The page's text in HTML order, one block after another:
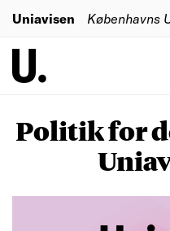
Uniavisen Københavns
Politik for